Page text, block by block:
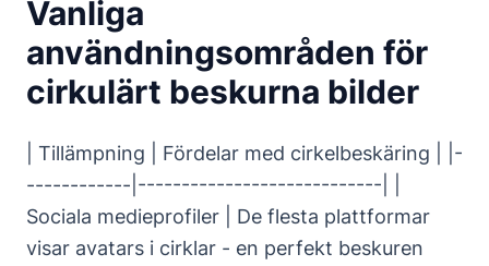
Vanliga
användningsområden för
cirkulärt beskurna bilder
| Tillämpning | Fördelar med cirkelbeskäring | |-
------------|----------------------------| |
Sociala medieprofiler | De flesta plattformar
visar avatars i cirklar - en perfekt beskuren